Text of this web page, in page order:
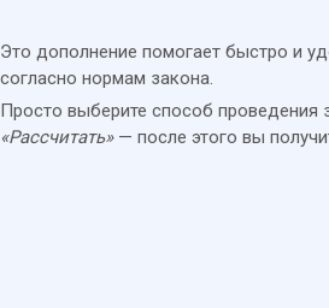
Это дополнение помогает быстро и
согласно нормам закона.
Просто выберите способ
«Рассчитать»— после этого вы